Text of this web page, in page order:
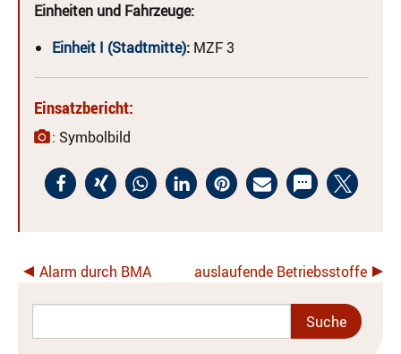
Einheiten und Fahrzeuge:
Einheit I (Stadtmitte): MZF 3
Einsatzbericht:
: Symbolbild
Alarm durch BMA auslaufende Betriebsstoffe